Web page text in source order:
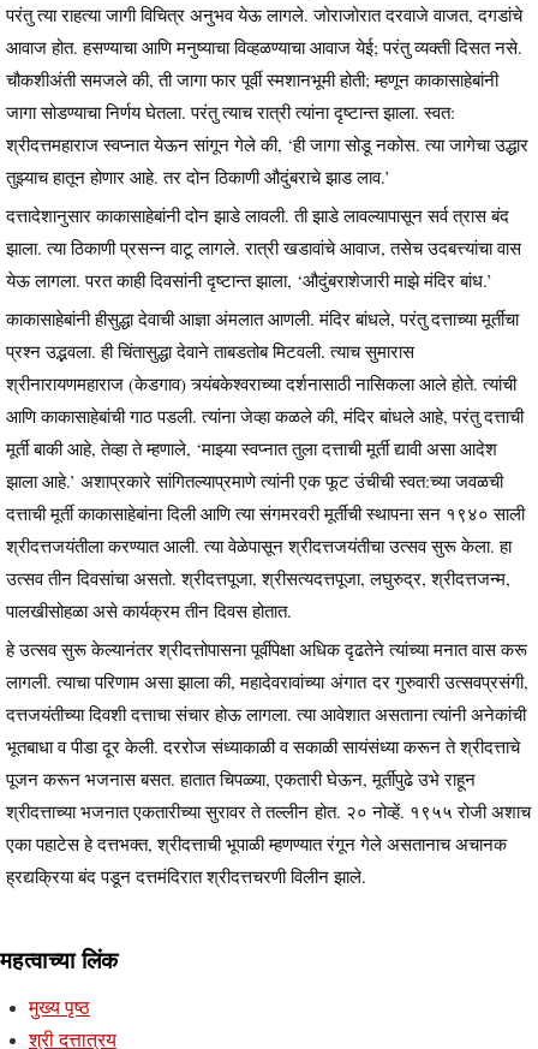
परंतु त्या राहत्या जागी विचित्र अनुभव येऊ लागले. जोराजोरात दरवाजे वाजत, दगडांचे
आवाज होत. हसण्याचा आणि मनुष्याचा विव्हळण्याचा आवाज येई; परंतु व्यक्ती दिसत नसे.
चौकशीअंती समजले की, ती जागा फार पूर्वी स्मशानभूमी होती; म्हणून काकासाहेबांनी
जागा सोडण्याचा निर्णय घेतला. परंतु त्याच रात्री त्यांना दृष्टान्त झाला. स्वत:
श्रीदत्तमहाराज स्वप्नात येऊन सांगून गेले की, ‘ही जागा सोडू नकोस. त्या जागेचा उद्धार
तुझ्याच हातून होणार आहे. तर दोन ठिकाणी औदुंबराचे झाड लाव.’
दत्तादेशानुसार काकासाहेबांनी दोन झाडे लावली. ती झाडे लावल्यापासून सर्व त्रास बंद
झाला. त्या ठिकाणी प्रसन्न वाटू लागले. रात्री खडावांचे आवाज, तसेच उदबत्त्यांचा वास
येऊ लागला. परत काही दिवसांनी दृष्टान्त झाला, ‘औदुंबराशेजारी माझे मंदिर बांध.’
काकासाहेबांनी हीसुद्धा देवाची आज्ञा अंमलात आणली. मंदिर बांधले, परंतु दत्ताच्या मूर्तीचा
प्रश्न उद्भवला. ही चिंतासुद्धा देवाने ताबडतोब मिटवली. त्याच सुमारास
श्रीनारायणमहाराज (केडगाव) त्र्यंबकेश्वराच्या दर्शनासाठी नासिकला आले होते. त्यांची
आणि काकासाहेबांची गाठ पडली. त्यांना जेव्हा कळले की, मंदिर बांधले आहे, परंतु दत्ताची
मूर्ती बाकी आहे, तेव्हा ते म्हणाले, ‘माझ्या स्वप्नात तुला दत्ताची मूर्ती द्यावी असा आदेश
झाला आहे.’ अशाप्रकारे सांगितल्याप्रमाणे त्यांनी एक फूट उंचीची स्वत:च्या जवळची
दत्ताची मूर्ती काकासाहेबांना दिली आणि त्या संगमरवरी मूर्तीची स्थापना सन १९४० साली
श्रीदत्तजयंतीला करण्यात आली. त्या वेळेपासून श्रीदत्तजयंतीचा उत्सव सुरू केला. हा
उत्सव तीन दिवसांचा असतो. श्रीदत्तपूजा, श्रीसत्यदत्तपूजा, लघुरुद्र, श्रीदत्तजन्म,
पालखीसोहळा असे कार्यक्रम तीन दिवस होतात.
हे उत्सव सुरू केल्यानंतर श्रीदत्तोपासना पूर्वीपेक्षा अधिक दृढतेने त्यांच्या मनात वास करू
लागली. त्याचा परिणाम असा झाला की, महादेवरावांच्या अंगात दर गुरुवारी उत्सवप्रसंगी,
दत्तजयंतीच्या दिवशी दत्ताचा संचार होऊ लागला. त्या आवेशात असताना त्यांनी अनेकांची
भूतबाधा व पीडा दूर केली. दररोज संध्याकाळी व सकाळी सायंसंध्या करून ते श्रीदत्ताचे
पूजन करून भजनास बसत. हातात चिपळ्या, एकतारी घेऊन, मूर्तीपुढे उभे राहून
श्रीदत्ताच्या भजनात एकतारीच्या सुरावर ते तल्लीन होत. २० नोव्हें. १९५५ रोजी अशाच
एका पहाटेस हे दत्तभक्त, श्रीदत्ताची भूपाळी म्हणण्यात रंगून गेले असतानाच अचानक
ह्रद्यक्रिया बंद पडून दत्तमंदिरात श्रीदत्तचरणी विलीन झाले.
महत्वाच्या लिंक
मुख्य पृष्ठ
श्री दत्तात्रय